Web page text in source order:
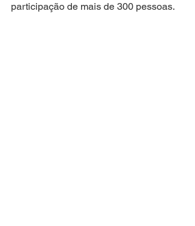
participação de mais de 300 pessoas.